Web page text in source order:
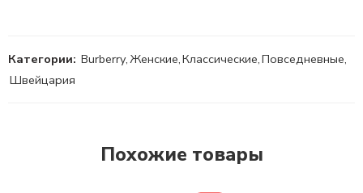
Категории: Burberry,Женские,Классические,Повседневные,
Швейцария
Похожие товары